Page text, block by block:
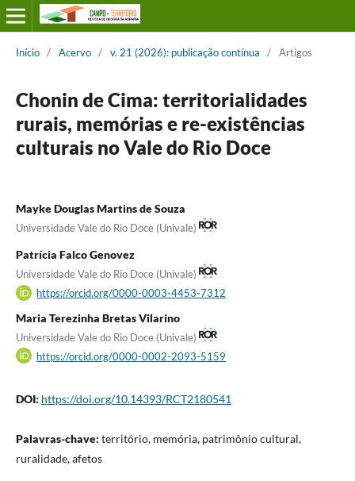
Início / Acervo / v. 21 (2026): publicação contínua / Artigos
Chonin de Cima: territorialidades
rurais, memórias e re-existências
culturais no Vale do Rio Doce
Mayke Douglas Martins de Souza
Universidade Vale do Rio Doce (Univale)
Patrícia Falco Genovez
Universidade Vale do Rio Doce (Univale)
https://orcid.org/0000-0003-4453-7312
Maria Terezinha Bretas Vilarino
Universidade Vale do Rio Doce (Univale)
https://orcid.org/0000-0002-2093-5159
DOI: https://doi.org/10.14393/RCT2180541
Palavras-chave: território, memória, patrimônio cultural,
ruralidade, afetos